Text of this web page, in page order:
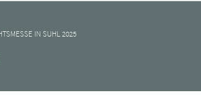
IN SUHL 2025